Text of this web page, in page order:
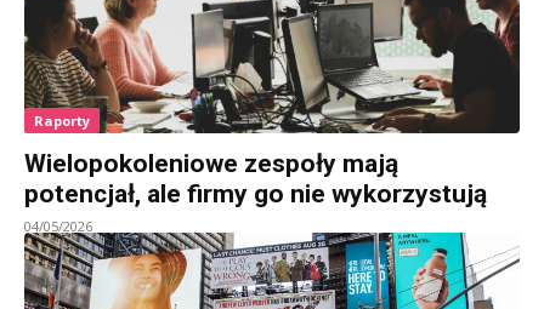
Raporty
Wielopokoleniowe zespoły mają
potencjał, ale firmy go nie wykorzystują
04/05/2026